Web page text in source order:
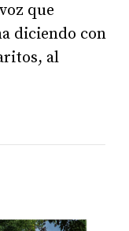
que
diciendo con
al